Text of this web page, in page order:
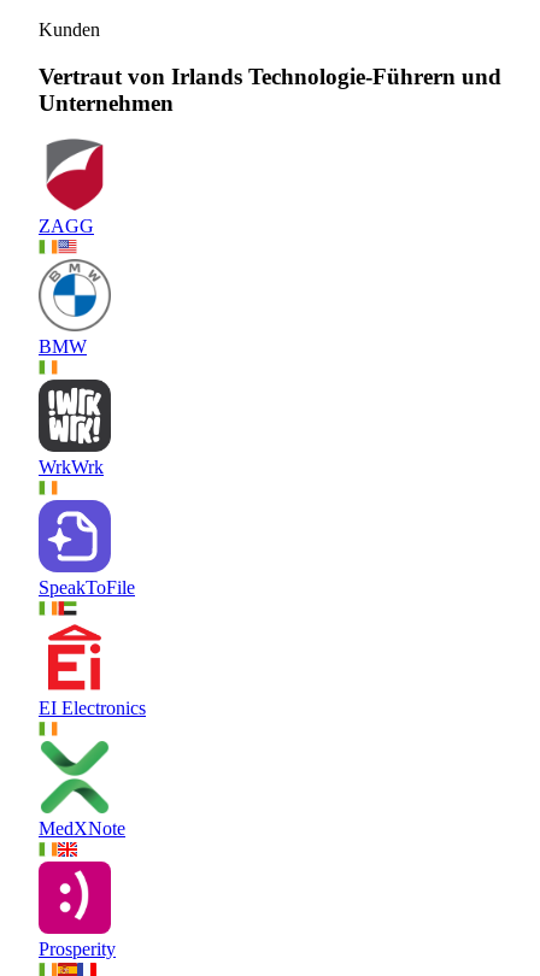
Kunden
Vertraut von Irlands Technologie-Führern und
Unternehmen
ZAGG
BMW
WrkWrk
SpeakToFile
EI Electronics
MedXNote
Prosperity